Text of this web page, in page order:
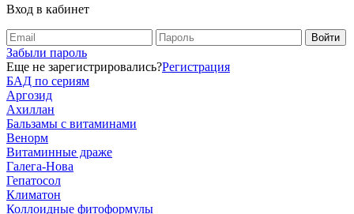
Вход в кабинет
Забыли пароль
Еще не зарегистрировались?Регистрация
БАД по сериям
Аргозид
Ахиллан
Бальзамы с витаминами
Венорм
Витаминные драже
Галега-Нова
Гепатосол
Климатон
Коллоидные фитоформулы